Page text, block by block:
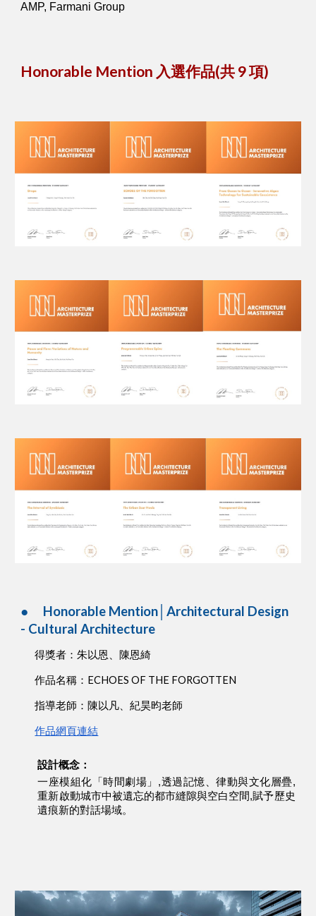
AMP, Farmani Group
Honorable Mention 入選作品(共 9 項)
●
Honorable Mention│Architectural Design
- Cultural Architecture
得獎者：朱以恩、陳恩綺
作品名稱：ECHOES OF THE FORGOTTEN
指導老師：陳以凡、紀昊昀老師
作品網頁連結
設計概念：
一座模組化「時間劇場」,透過記憶、律動與文化層疊,
重新啟動城市中被遺忘的都市縫隙與空白空間,賦予歷史
遺痕新的對話場域。